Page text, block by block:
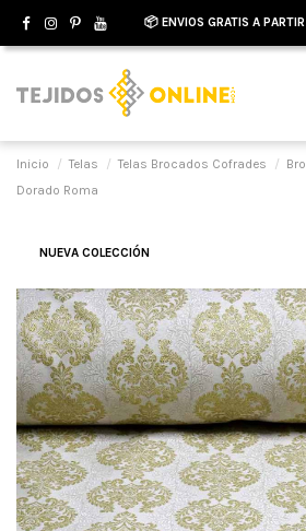
📦 ENVIOS GRATIS A
Inicio Telas Telas Brocados Cofrades
Dorado Roma
NUEVA COLECCIÓN